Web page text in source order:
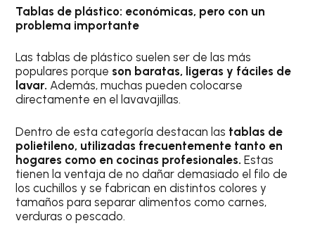
Tablas de plástico: económicas, pero con un
problema importante
Las tablas de plástico suelen ser de las más
populares porque son baratas, ligeras y fáciles de
lavar.Además, muchas pueden colocarse
directamente en el lavavajillas.
Dentro de esta categoría destacan las tablas de
polietileno, utilizadas frecuentemente tanto en
hogares como en cocinas profesionales. Estas
tienen la ventaja de no dañar demasiado el filo de
los cuchillos y se fabrican en distintos colores y
tamaños para separar alimentos como carnes,
verduras o pescado.